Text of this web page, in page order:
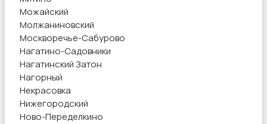
Можайский
Молжаниновский
Москворечье-Сабурово
Нагатино-Садовники
Нагатинский Затон
Нагорный
Некрасовка
Нижегородский
Ново-Переделкино